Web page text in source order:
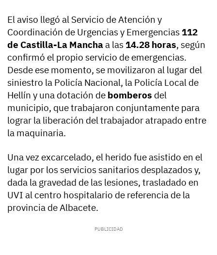
El aviso llegó al Servicio de Atención y
Coordinación de Urgencias y Emergencias 112
de Castilla-La Manchaa las 14.28 horas, según
confirmó el propio servicio de emergencias.
Desde ese momento, se movilizaron al lugar del
siniestro la Policía Nacional, la Policía Local de
Hellín y una dotación de bomberos del
municipio, que trabajaron conjuntamente para
lograr la liberación del trabajador atrapado entre
la maquinaria.
Una vez excarcelado, el herido fue asistido en el
lugar por los servicios sanitarios desplazados y,
dada la gravedad de las lesiones, trasladado en
UVI al centro hospitalario de referencia de la
provincia de Albacete.